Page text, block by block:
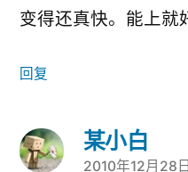
变得还真快。能上就好
回复
某小白
2010年12月28